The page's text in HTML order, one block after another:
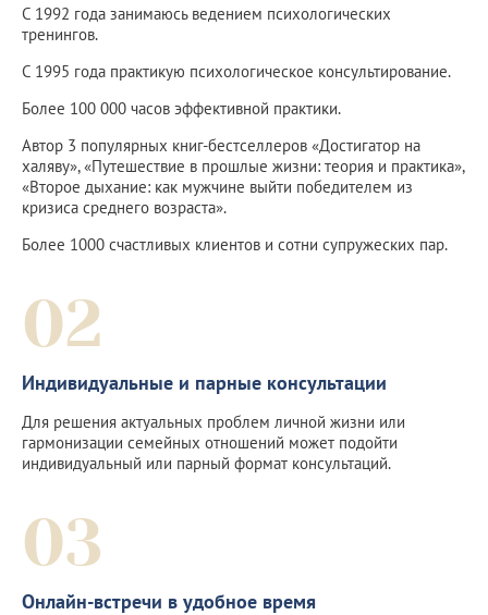
С 1992 года занимаюсь ведением психологических
тренингов.
С 1995 года практикую психологическое консультирование.
Более 100 000 часов эффективной практики.
Автор 3 популярных книг-бестселлеров «Достигатор на
халяву», «Путешествие в прошлые жизни: теория и практика»,
«Второе дыхание: как мужчине выйти победителем из
кризиса среднего возраста».
Более 1000 счастливых клиентов и сотни супружеских пар.
02
Индивидуальные и парные консультации
Для решения актуальных проблем личной жизни или
гармонизации семейных отношений может подойти
индивидуальный или парный формат консультаций.
03
Онлайн-встречи в удобное время